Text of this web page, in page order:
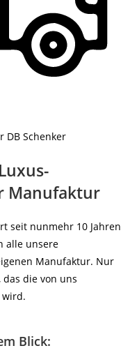
DB Schenker
Manufaktur
seit nunmehr 10 Jahren
alle unsere
Manufaktur. Nur
die von uns
wird.
Blick: